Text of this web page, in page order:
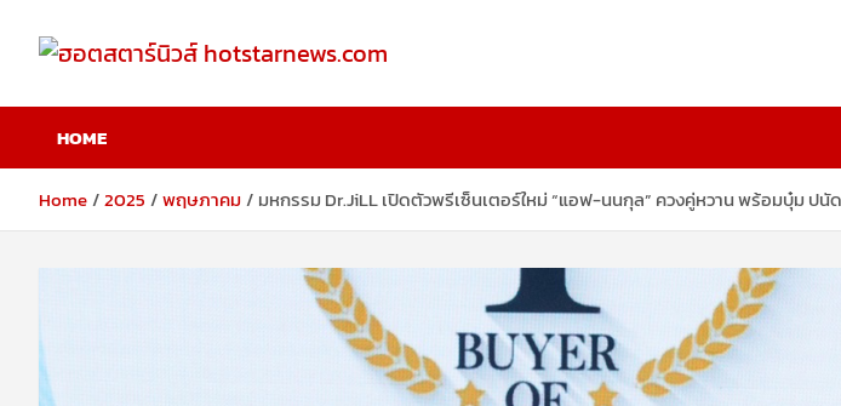
content
ฮอตสตาร์นิวส์
hotstarnews.com
HOME
Home 2025 พฤษภาคม มหกรรม Dr.JiLL เปิดตัวพรีเซ็นเตอร์ใหม่ “แอฟ-นนกุล” ควงคู่หวาน พร้อมบุ๋ม